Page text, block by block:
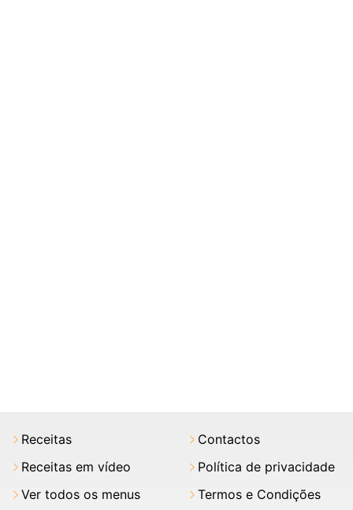
Receitas
Receitas em vídeo
Ver todos os menus
Contactos
Política de privacidade
Termos e Condições